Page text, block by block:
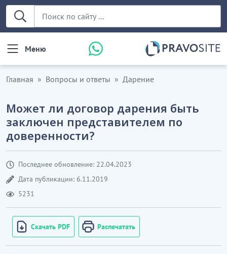
Меню
Главная Вопросы и ответы Дарение
Может ли договор дарения быть
заключен представителем по
доверенности?
Последнее обновление: 22.04.2023
Дата публикации: 6.11.2019
5231
Скачать PDF Распечатать